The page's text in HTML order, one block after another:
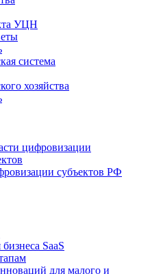
УЦН
система
хозяйства
цифровизации
субъектов РФ
SaaS
для малого и